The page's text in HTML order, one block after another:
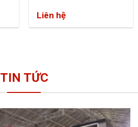
Liên hệ
TIN TỨC